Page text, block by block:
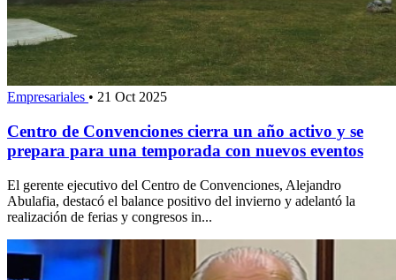
Empresariales • 21 Oct 2025
Centro de Convenciones cierra un año activo y se
prepara para una temporada con nuevos eventos
El gerente ejecutivo del Centro de Convenciones, Alejandro
Abulafia, destacó el balance positivo del invierno y adelantó la
realización de ferias y congresos in...